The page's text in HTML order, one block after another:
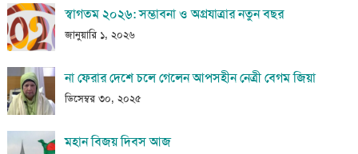
স্বাগতম ২০২৬: সম্ভাবনা ও অগ্রযাত্রার নতুন বছর
জানুয়ারি ১, ২০২৬
না ফেরার দেশে চলে গেলেন আপসহীন নেত্রী বেগম জিয়া
ডিসেম্বর ৩০, ২০২৫
মহান বিজয় দিবস আজ